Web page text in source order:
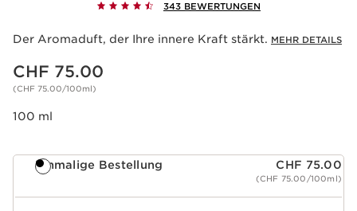
343 BEWERTUNGEN
Der Aromaduft, der Ihre innere Kraft stärkt. MEHR DETAILS
Aktueller Preis CHF 75.00
CHF 75.00
(CHF 75.00/100ml)
100 ml
Einmalige Bestellung CHF 75.00
(CHF 75.00/100ml)